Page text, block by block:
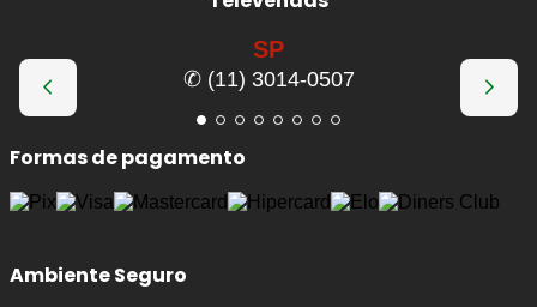
SP
✆ (11) 3014-0507
Formas de pagamento
Ambiente Seguro